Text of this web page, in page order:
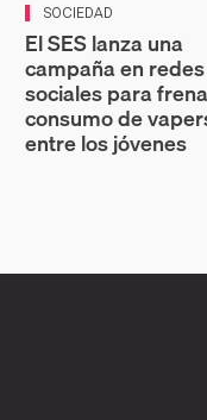
SOCIEDAD
El SES lanza una
campaña en redes
sociales para
consumo de
entre los jóvenes